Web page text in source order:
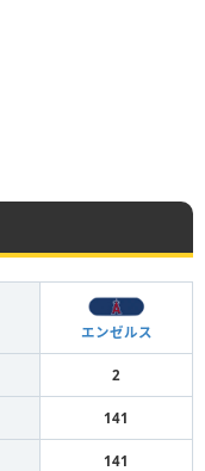
エンゼルス
2
141
141